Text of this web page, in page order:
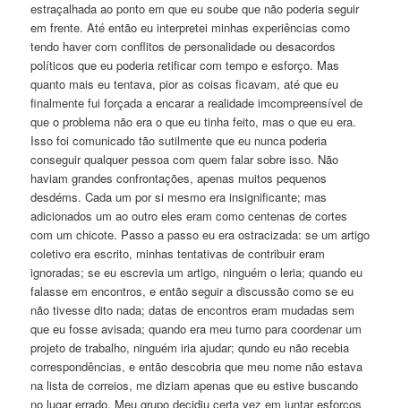
estraçalhada ao ponto em que eu soube que não poderia seguir
em frente. Até então eu interpretei minhas experiências como
tendo haver com conflitos de personalidade ou desacordos
políticos que eu poderia retificar com tempo e esforço. Mas
quanto mais eu tentava, pior as coisas ficavam, até que eu
finalmente fui forçada a encarar a realidade imcompreensível de
que o problema não era o que eu tinha feito, mas o que eu era.
Isso foi comunicado tão sutilmente que eu nunca poderia
conseguir qualquer pessoa com quem falar sobre isso. Não
haviam grandes confrontações, apenas muitos pequenos
desdéms. Cada um por si mesmo era insignificante; mas
adicionados um ao outro eles eram como centenas de cortes
com um chicote. Passo a passo eu era ostracizada: se um artigo
coletivo era escrito, minhas tentativas de contribuir eram
ignoradas; se eu escrevia um artigo, ninguém o leria; quando eu
falasse em encontros, e então seguir a discussão como se eu
não tivesse dito nada; datas de encontros eram mudadas sem
que eu fosse avisada; quando era meu turno para coordenar um
projeto de trabalho, ninguém iria ajudar; qundo eu não recebia
correspondências, e então descobria que meu nome não estava
na lista de correios, me diziam apenas que eu estive buscando
no lugar errado. Meu grupo decidiu certa vez em juntar esforços